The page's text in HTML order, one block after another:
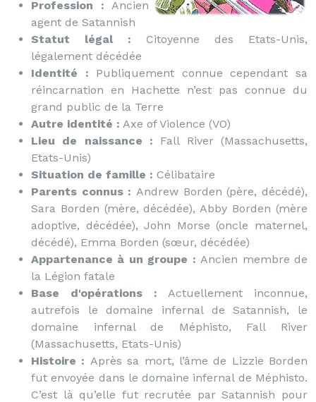
Profession : Ancien
agent de Satannish
Statut légal : Citoyenne des Etats-Unis,
légalement décédée
Identité : Publiquement connue cependant sa
réincarnation en Hachette n’est pas connue du
grand public de la Terre
Autre identité : Axe of Violence (VO)
Lieu de naissance : Fall River (Massachusetts,
Etats-Unis)
Situation de famille : Célibataire
Parents connus : Andrew Borden (père, décédé),
Sara Borden (mère, décédée), Abby Borden (mère
adoptive, décédée), John Morse (oncle maternel,
décédé), Emma Borden (sœur, décédée)
Appartenance à un groupe :Ancien membre de
la Légion fatale
Base d'opérations :Actuellement inconnue,
autrefois le domaine infernal de Satannish, le
domaine infernal de Méphisto, Fall River
(Massachusetts, Etats-Unis)
Histoire : Après sa mort, l’âme de Lizzie Borden
fut envoyée dans le domaine infernal de Méphisto.
C’est là qu’elle fut recrutée par Satannish pour